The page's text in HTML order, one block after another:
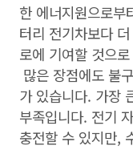
한 에너지원으로부
터리 전기차보다
로에 기여할 것으
많은 장점에도 불
가 있습니다. 가장
부족입니다. 전기
충전할 수 있지만,